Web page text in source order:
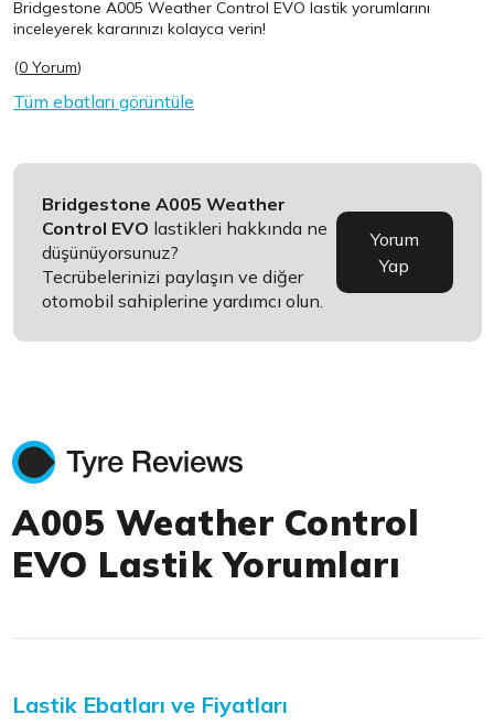
Bridgestone A005 Weather Control EVO lastik yorumlarını
inceleyerek kararınızı kolayca verin!
(0 Yorum)
Tüm ebatları görüntüle
Bridgestone A005 Weather
Control EVO lastikleri hakkında ne
düşünüyorsunuz?
Tecrübelerinizi paylaşın ve diğer
otomobil sahiplerine yardımcı olun.
Yorum
Yap
A005 Weather Control
EVO Lastik Yorumları
Lastik Ebatları ve Fiyatları